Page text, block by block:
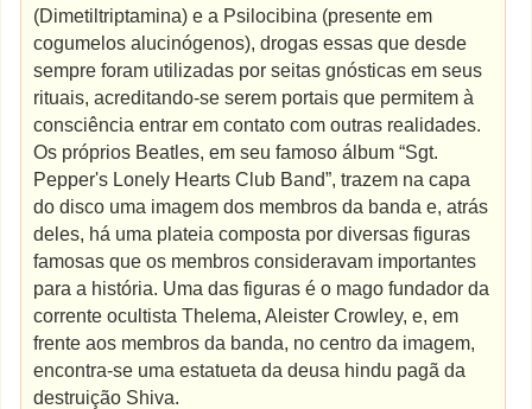
(Dimetiltriptamina) e a Psilocibina (presente em
cogumelos alucinógenos), drogas essas que desde
sempre foram utilizadas por seitas gnósticas em seus
rituais, acreditando-se serem portais que permitem à
consciência entrar em contato com outras realidades.
Os próprios Beatles, em seu famoso álbum “Sgt.
Pepper's Lonely Hearts Club Band”, trazem na capa
do disco uma imagem dos membros da banda e, atrás
deles, há uma plateia composta por diversas figuras
famosas que os membros consideravam importantes
para a história. Uma das figuras é o mago fundador da
corrente ocultista Thelema, Aleister Crowley, e, em
frente aos membros da banda, no centro da imagem,
encontra-se uma estatueta da deusa hindu pagã da
destruição Shiva.